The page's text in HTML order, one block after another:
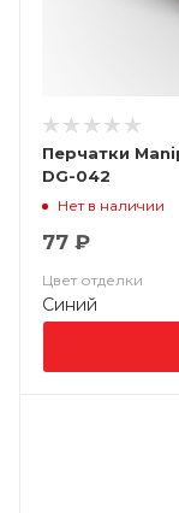
Перчатки
DG-042
Нет в наличии
77 ₽
Цвет отделки
Синий